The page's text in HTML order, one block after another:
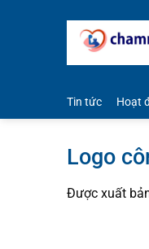
Tin tức Hoạt
Logo
Được xuất